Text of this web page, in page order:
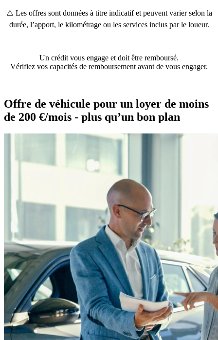
⚠️ Les offres sont données à titre indicatif et peuvent varier selon la
durée, l’apport, le kilométrage ou les services inclus par le loueur.
Un crédit vous engage et doit être remboursé.
Vérifiez vos capacités de remboursement avant de vous engager.
Offre de véhicule pour un loyer de moins
de 200 €/mois - plus qu’un bon plan